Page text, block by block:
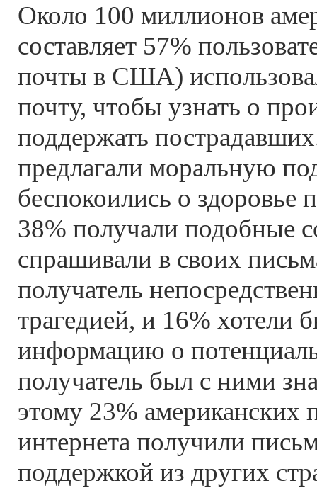
Около 100 миллионов
составляет 57%
почты в США)
почту, чтобы узнать о
поддержать
предлагали моральную
беспокоились о здоровье
38% получали подобные
спрашивали в своих
получатель
трагедией, и 16% хотели
информацию о
получатель был с ними
этому 23% американских
интернета получили
поддержкой из других